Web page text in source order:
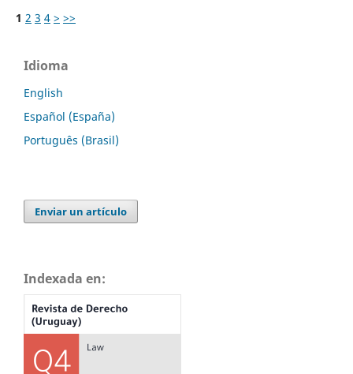
1 2 3 4 > >>
Idioma
English
Español (España)
Português (Brasil)
Enviar un artículo
Indexada en: